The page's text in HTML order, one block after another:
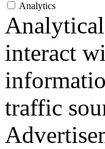
Analytics
interact
traffic